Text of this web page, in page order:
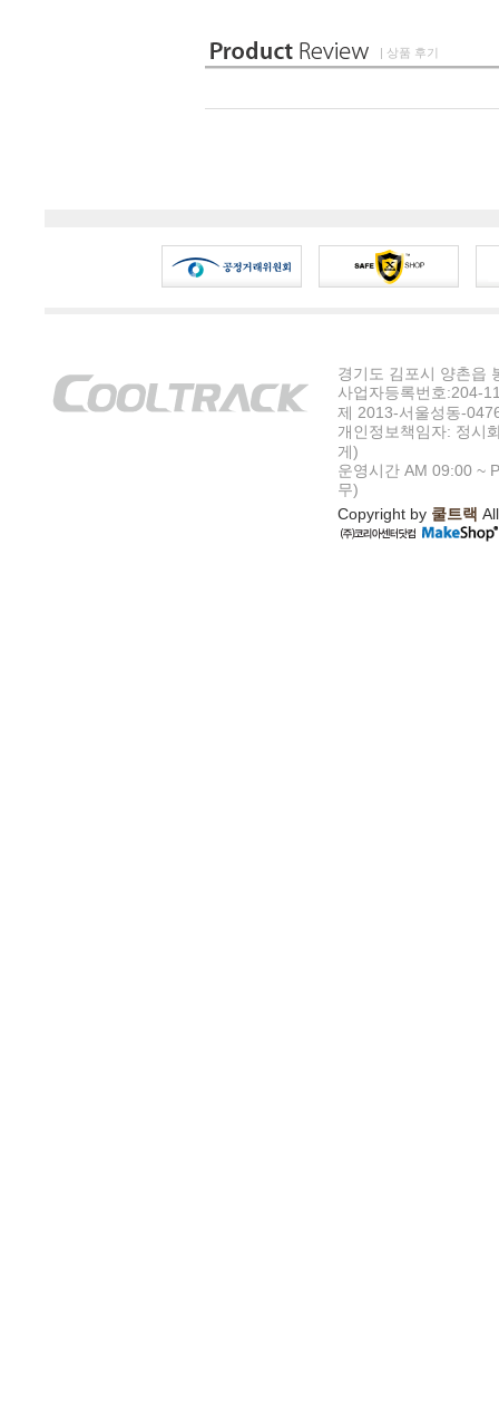
| 상품 후기
경기도 김포시 양촌읍
사업자등록번호:204-
제 2013-서울성동-
개인정보책임자: 정시
게)
운영시간 AM 09:00 ~
무)
Copyright by 쿨트랙